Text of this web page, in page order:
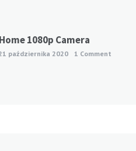
1080p Camera
października 2020
1 Comment